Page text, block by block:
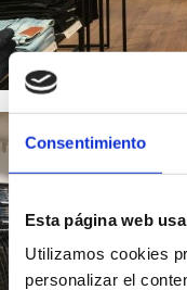
Consentimiento
Esta página web
Utilizamos cookies
personalizar el